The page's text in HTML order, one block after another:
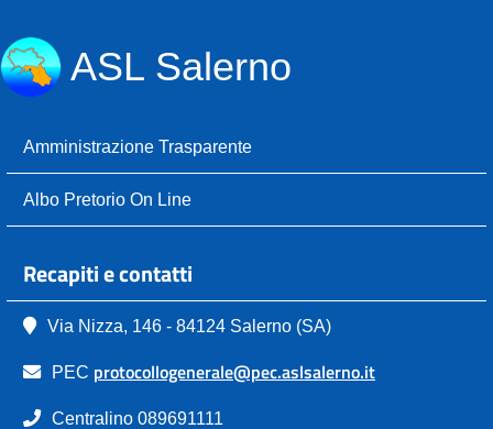
ASL Salerno
Amministrazione Trasparente
Albo Pretorio On Line
Recapiti e contatti
Via Nizza, 146 - 84124 Salerno (SA)
PEC protocollogenerale@pec.aslsalerno.it
Centralino 089691111